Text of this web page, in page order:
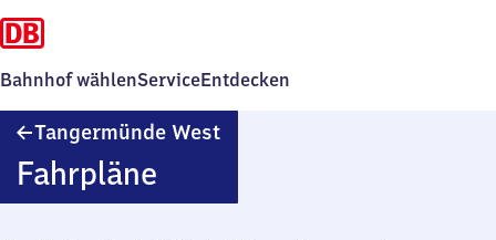
Bahnhof wählenServiceEntdecken
Tangermünde West
Fahrpläne